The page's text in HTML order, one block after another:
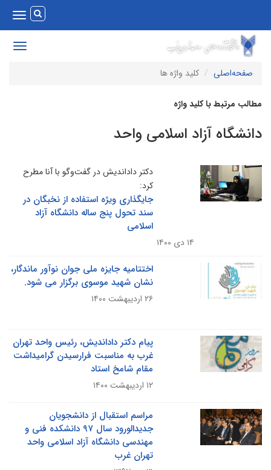
Toggle
Toggle
صفحه‌اصلی
کلید واژه ها
مرتبط با کلید واژه
آزاد اسلامی واحد
دکتر داداندیش در گفت‌وگو با آنا مطرح
کرد:
جایگذاری ویژه استفاده از نخبگان در
سند تحول پنج ساله دانشگاه آزاد
اسلامی
اختتامیه جایزه ملی جوان نوآور ماندگار،
نشان شهید موسوی برگزار می شود.
پیام دکتر داداندیش، رئیس واحد تهران
غرب به مناسبت فرارسیدن گرامیداشت
مقام شامخ استاد
مراسم استقبال از دانشجویان
جدیدالورود سال ۹۷ دانشکده فنی و
مهندسی دانشگاه آزاد اسلامی واحد
تهران غرب